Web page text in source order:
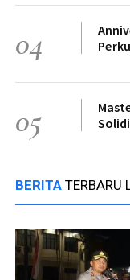
04
05
BERITA TERBARU